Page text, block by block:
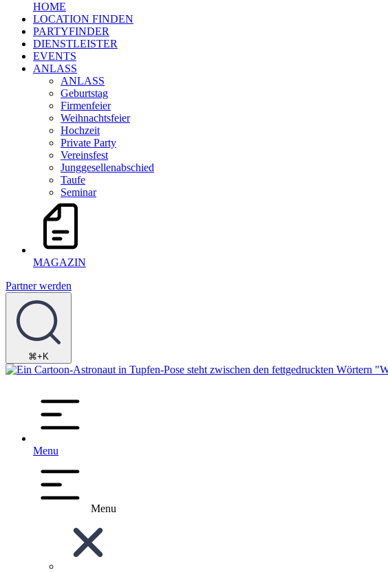
HOME
LOCATION FINDEN
PARTYFINDER
DIENSTLEISTER
EVENTS
ANLASS
ANLASS
Geburtstag
Firmenfeier
Weihnachtsfeier
Hochzeit
Private Party
Vereinsfest
Junggesellenabschied
Taufe
Seminar
MAGAZIN
Partner werden
⌘+K
Menu
Menu